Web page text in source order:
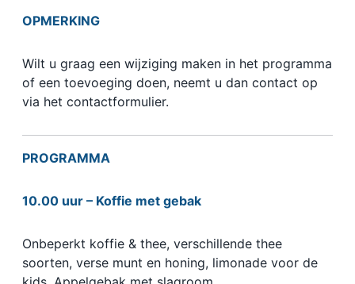
OPMERKING
Wilt u graag een wijziging maken in het programma
of een toevoeging doen, neemt u dan contact op
via het contactformulier.
PROGRAMMA
10.00 uur – Koffie met gebak
Onbeperkt koffie & thee, verschillende thee
soorten, verse munt en honing, limonade voor de